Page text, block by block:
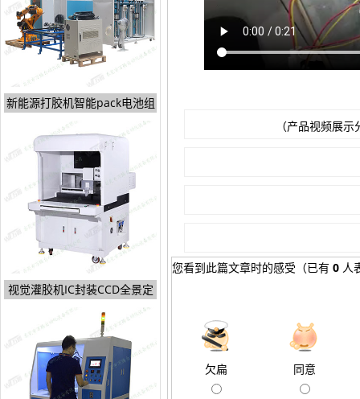
（产品视频展
您看到此篇文章时的感受 （已有 0 人
欠扁 同意
新能源打胶机智能pack电池组
视觉灌胶机IC封装CCD全景定